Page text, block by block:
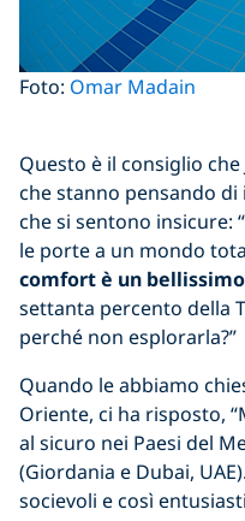
Foto: Omar Madain
Questo è il consiglio
che stanno pensando
che si sentono insicure:
le porte a un mondo
comfort è un
settanta percento della
perché non esplorarla?”
Quando le abbiamo
Oriente, ci ha risposto,
al sicuro nei Paesi del
(Giordania e Dubai,
socievoli e così